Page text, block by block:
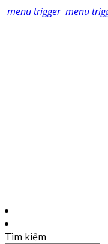
menu trigger menu
Tìm kiếm